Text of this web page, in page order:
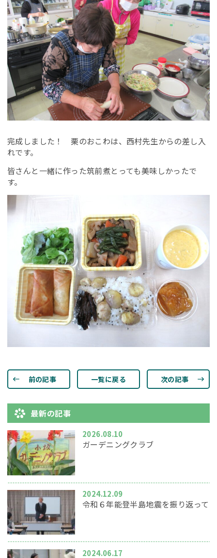
完成しました！ 栗のおこわは、西村先生からの差し入
れです。
皆さんと一緒に作った筑前煮とっても美味しかったで
す。
前の記事 一覧に戻る 次の記事
最新の記事
2026.08.10
ガーデニングクラブ
2024.12.09
令和６年能登半島地震を振り返って
2024.06.17